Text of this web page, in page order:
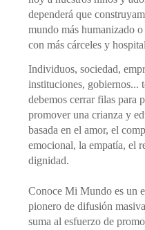
dependerá que
mundo más humanizado
con más cárceles y
Individuos, sociedad,
instituciones, gobiernos...
debemos cerrar filas para
promover una crianza y
basada en el amor, el
emocional, la empatía, el
dignidad.
Conoce Mi Mundo es un
pionero de difusión
suma al esfuerzo de